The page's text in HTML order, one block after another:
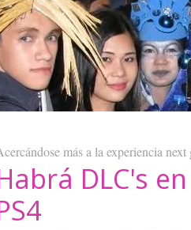
más a la experiencia next
DLC's